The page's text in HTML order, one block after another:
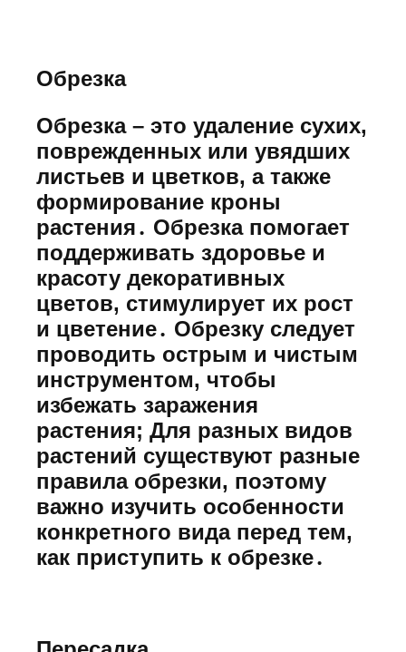
Обрезка
Обрезка – это удаление сухих,
поврежденных или увядших
листьев и цветков, а также
формирование кроны
растения․ Обрезка помогает
поддерживать здоровье и
красоту декоративных
цветов, стимулирует их рост
и цветение․ Обрезку следует
проводить острым и чистым
инструментом, чтобы
избежать заражения
растения; Для разных видов
растений существуют разные
правила обрезки, поэтому
важно изучить особенности
конкретного вида перед тем,
как приступить к обрезке․